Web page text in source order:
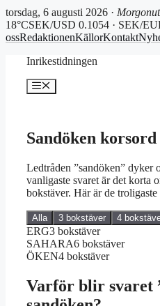
torsdag, 6 augusti 2026 ·
18°CSEK/USD 0.1054 · SEK/
ossRedaktionenKällorKontakt
Inrikestidningen
Meny
Sandöken korsord
Ledtråden ”sandöken” dyker
vanligaste svaret är det korta
bokstäver. Här är de
Alla 3 bokstäver 4
ERG3 bokstäver
SAHARA6 bokstäver
ÖKEN4 bokstäver
Varför blir svaret